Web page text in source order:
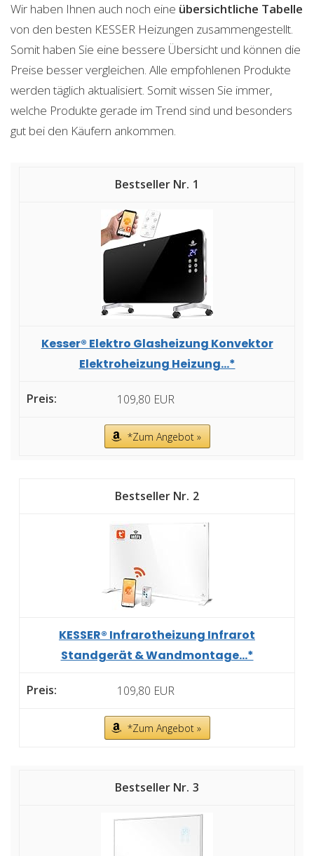
Wir haben Ihnen auch noch eine übersichtliche Tabelle
von den besten KESSER Heizungen zusammengestellt.
Somit haben Sie eine bessere Übersicht und können die
Preise besser vergleichen. Alle empfohlenen Produkte
werden täglich aktualisiert. Somit wissen Sie immer,
welche Produkte gerade im Trend sind und besonders
gut bei den Käufern ankommen.
1
Kesser® Elektro Glasheizung Konvektor
Elektroheizung Heizung...*
109,80 EUR
*Zum Angebot »
2
KESSER® Infrarotheizung Infrarot
Standgerät & Wandmontage...*
109,80 EUR
*Zum Angebot »
3